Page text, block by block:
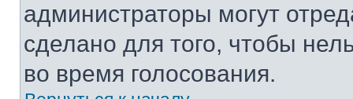
администраторы могут
сделано для того, чтобы
во время голосования.